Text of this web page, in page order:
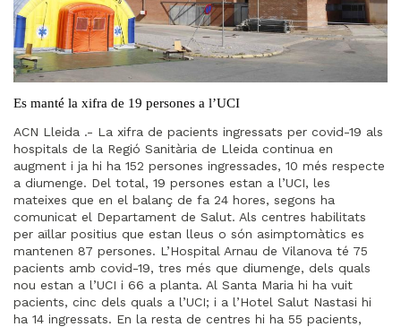
Es manté la xifra de 19 persones a l’UCI
ACN Lleida .- La xifra de pacients ingressats per covid-19 als
hospitals de la Regió Sanitària de Lleida continua en
augment i ja hi ha 152 persones ingressades, 10 més respecte
a diumenge. Del total, 19 persones estan a l’UCI, les
mateixes que en el balanç de fa 24 hores, segons ha
comunicat el Departament de Salut. Als centres habilitats
per aïllar positius que estan lleus o són asimptomàtics es
mantenen 87 persones. L’Hospital Arnau de Vilanova té 75
pacients amb covid-19, tres més que diumenge, dels quals
nou estan a l’UCI i 66 a planta. Al Santa Maria hi ha vuit
pacients, cinc dels quals a l’UCI; i a l’Hotel Salut Nastasi hi
ha 14 ingressats. En la resta de centres hi ha 55 pacients,